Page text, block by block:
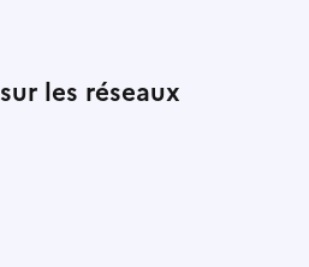
les réseaux